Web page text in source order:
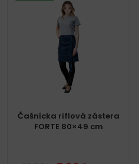
Čašnícka riflová zástera
FORTE 80×49 cm